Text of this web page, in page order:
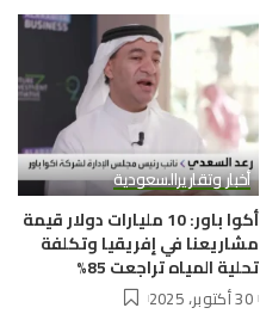
أخبار وتقاريرالسعودية
أكوا باور: 10 مليارات دولار قيمة
مشاريعنا في إفريقيا وتكلفة
تحلية المياه تراجعت 85%
30 أكتوبر، 2025